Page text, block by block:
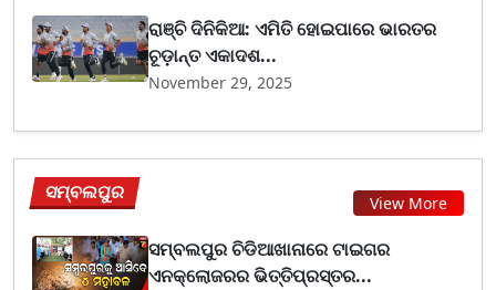
ରାଞ୍ଚି ଦିନିକିଆ: ଏମିତି ହୋଇପାରେ ଭାରତର
ଚୂଡ଼ାନ୍ତ ଏକାଦଶ...
November 29, 2025
ସମ୍ବଲପୁର View More
ସମ୍ବଲପୁର ଚିଡିଆଖାନାରେ ଟାଇଗର
ଏନକ୍ଲୋଜରର ଭିତ୍ତିପ୍ରସ୍ତର...